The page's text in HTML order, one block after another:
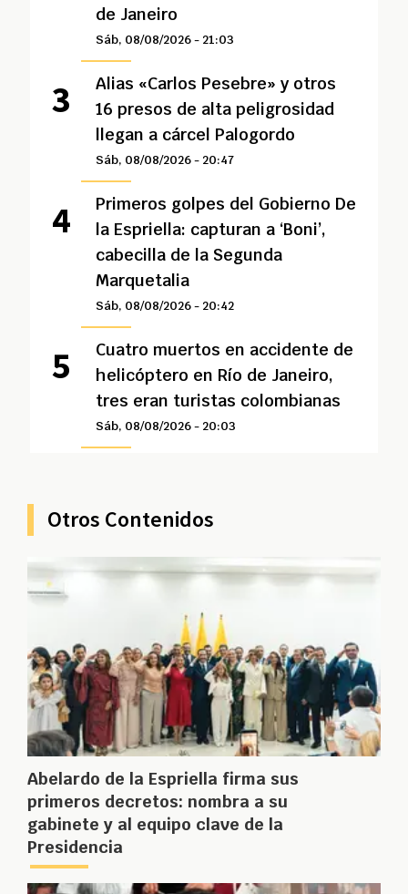
de Janeiro
Sáb, 08/08/2026 - 21:03
Alias «Carlos Pesebre» y otros
16 presos de alta peligrosidad
llegan a cárcel Palogordo
Sáb, 08/08/2026 - 20:47
Primeros golpes del Gobierno De
la Espriella: capturan a ‘Boni’,
cabecilla de la Segunda
Marquetalia
Sáb, 08/08/2026 - 20:42
Cuatro muertos en accidente de
helicóptero en Río de Janeiro,
tres eran turistas colombianas
Sáb, 08/08/2026 - 20:03
Otros Contenidos
Abelardo de la Espriella firma sus
primeros decretos: nombra a su
gabinete y al equipo clave de la
Presidencia